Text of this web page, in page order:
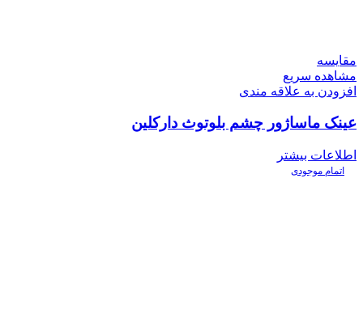
مقایسه
مشاهده سریع
افزودن به علاقه مندی
عینک ماساژور چشم بلوتوث دارکلین
اطلاعات بیشتر
اتمام موجودی